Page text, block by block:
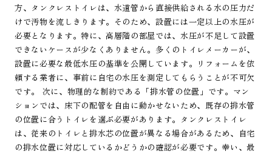
方、タンクレストイレは、水道管から直接供給される水の圧力だ
けで汚物を流しきります。そのため、設置には一定以上の水圧が
必要となります。特に、高層階の部屋では、水圧が不足して設置
できないケースが少なくありません。多くのトイレメーカーが、
設置に必要な最低水圧の基準を公開しています。リフォームを依
頼する業者に、事前に自宅の水圧を測定してもらうことが不可欠
です。 次に、物理的な制約である「排水管の位置」です。マン
ションでは、床下の配管を自由に動かせないため、既存の排水管
の位置に合うトイレを選ぶ必要があります。タンクレストイレ
は、従来のトイレと排水芯の位置が異なる場合があるため、自宅
の排水位置に対応しているかどうかの確認が必要です。幸い、最